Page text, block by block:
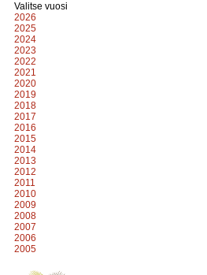
Valitse vuosi
2026
2025
2024
2023
2022
2021
2020
2019
2018
2017
2016
2015
2014
2013
2012
2011
2010
2009
2008
2007
2006
2005